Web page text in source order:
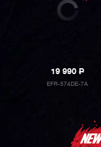
19 990P
EFR-574DE-7A